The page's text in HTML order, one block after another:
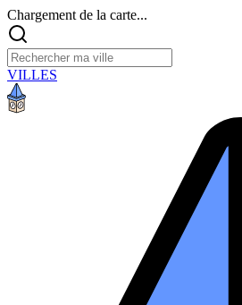
Chargement de la carte...
VILLES